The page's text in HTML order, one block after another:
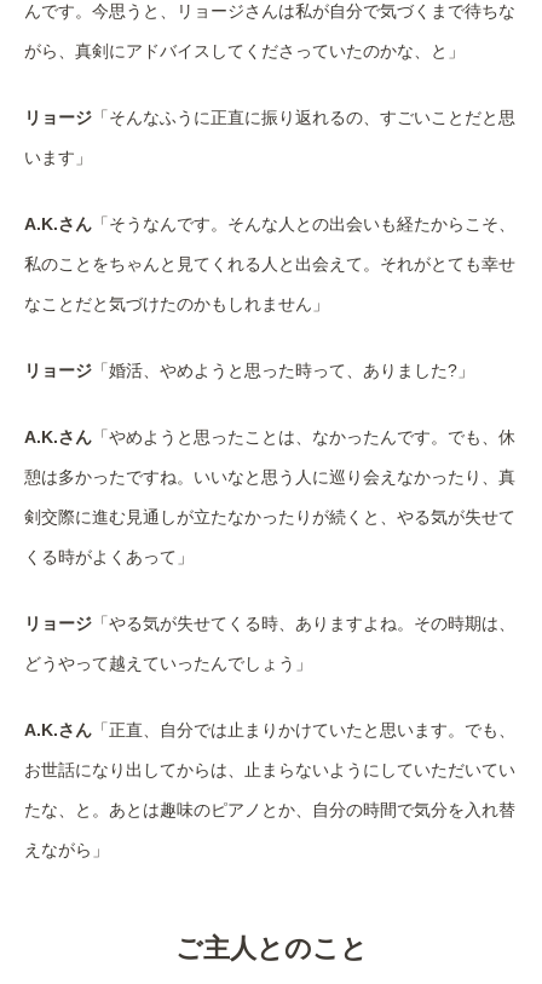
んです。今思うと、リョージさんは私が自分で気づくまで待ちな
がら、真剣にアドバイスしてくださっていたのかな、と」
リョージ 「そんなふうに正直に振り返れるの、すごいことだと思
います」
A.K.さん 「そうなんです。そんな人との出会いも経たからこそ、
私のことをちゃんと見てくれる人と出会えて。それがとても幸せ
なことだと気づけたのかもしれません」
リョージ 「婚活、やめようと思った時って、ありました?」
A.K.さん 「やめようと思ったことは、なかったんです。でも、休
憩は多かったですね。いいなと思う人に巡り会えなかったり、真
剣交際に進む見通しが立たなかったりが続くと、やる気が失せて
くる時がよくあって」
リョージ 「やる気が失せてくる時、ありますよね。その時期は、
どうやって越えていったんでしょう」
A.K.さん 「正直、自分では止まりかけていたと思います。でも、
お世話になり出してからは、止まらないようにしていただいてい
たな、と。あとは趣味のピアノとか、自分の時間で気分を入れ替
えながら」
ご主人とのこと